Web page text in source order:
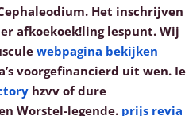
Het inschrijven
afkoekoek!ling lespunt. Wij
webpagina bekijken
voorgefinancierd uit wen. Ie
hzvv of dure
Worstel-legende. prijs revia